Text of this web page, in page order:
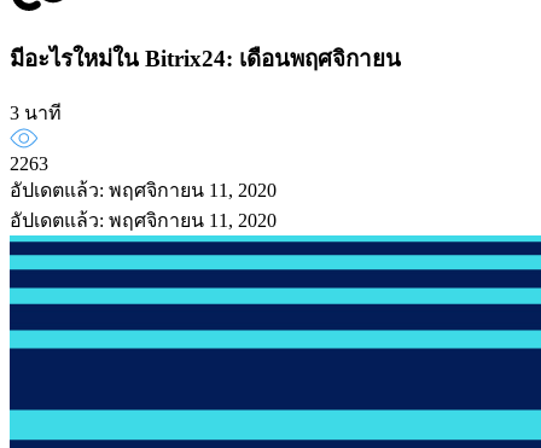
มีอะไรใหม่ใน Bitrix24: เดือนพฤศจิกายน
3 นาที
2263
อัปเดตแล้ว: พฤศจิกายน 11, 2020
อัปเดตแล้ว: พฤศจิกายน 11, 2020